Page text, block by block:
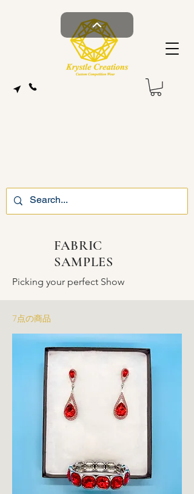
FABRIC
SAMPLES
Picking your perfect Show
7点の商品